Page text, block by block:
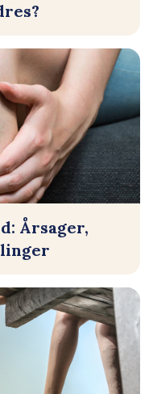
Årsager,